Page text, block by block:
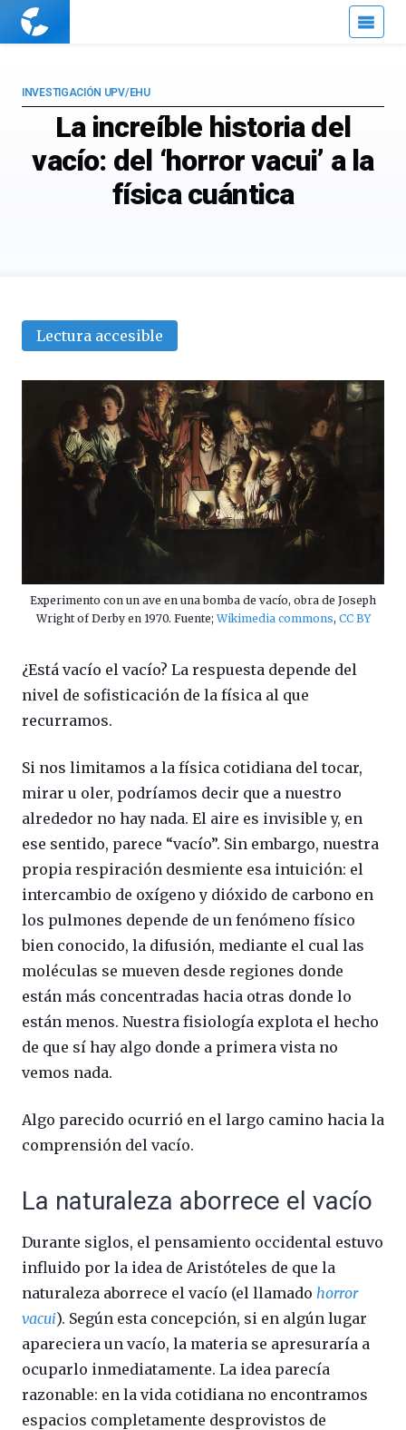
Cuaderno
La increíble historia del
vacío: del ‘horror vacui’ a la
física cuántica
INVESTIGACIÓN UPV/EHU
Lectura accesible
Experimento con un ave en una bomba de vacío, obra de Joseph
Wright of Derby en 1970. Fuente; Wikimedia commons, CC BY
¿Está vacío el vacío? La respuesta depende del
nivel de sofisticación de la física al que
recurramos.
Si nos limitamos a la física cotidiana del tocar,
mirar u oler, podríamos decir que a nuestro
alrededor no hay nada. El aire es invisible y, en
ese sentido, parece “vacío”. Sin embargo, nuestra
propia respiración desmiente esa intuición: el
intercambio de oxígeno y dióxido de carbono en
los pulmones depende de un fenómeno físico
bien conocido, la difusión, mediante el cual las
moléculas se mueven desde regiones donde
están más concentradas hacia otras donde lo
están menos. Nuestra fisiología explota el hecho
de que sí hay algo donde a primera vista no
vemos nada.
Algo parecido ocurrió en el largo camino hacia la
comprensión del vacío.
La naturaleza aborrece el vacío
Durante siglos, el pensamiento occidental estuvo
influido por la idea de Aristóteles de que la
naturaleza aborrece el vacío (el llamado horror
vacui). Según esta concepción, si en algún lugar
apareciera un vacío, la materia se apresuraría a
ocuparlo inmediatamente. La idea parecía
razonable: en la vida cotidiana no encontramos
espacios completamente desprovistos de